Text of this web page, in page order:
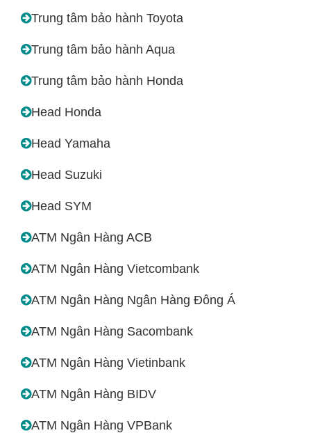
Trung tâm bảo hành Toyota
Trung tâm bảo hành Aqua
Trung tâm bảo hành Honda
Head Honda
Head Yamaha
Head Suzuki
Head SYM
ATM Ngân Hàng ACB
ATM Ngân Hàng Vietcombank
ATM Ngân Hàng Ngân Hàng Đông Á
ATM Ngân Hàng Sacombank
ATM Ngân Hàng Vietinbank
ATM Ngân Hàng BIDV
ATM Ngân Hàng VPBank